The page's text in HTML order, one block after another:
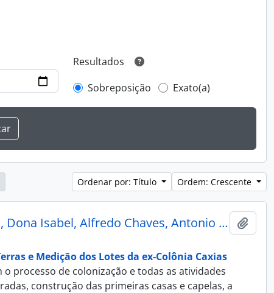
Resultados
Sobreposição
Exato(a)
Ordenar por: Título Ordem: Crescente
Álbum Fotográfico - Recordação das Colônias Conde D’Eu, Dona Isabel, Alfredo Chaves, Antonio Prado e Caxias
e Medição dos Lotes da ex-Colônia Caxias
processo de colonização e todas as atividades
construção das primeiras casas e capelas, a